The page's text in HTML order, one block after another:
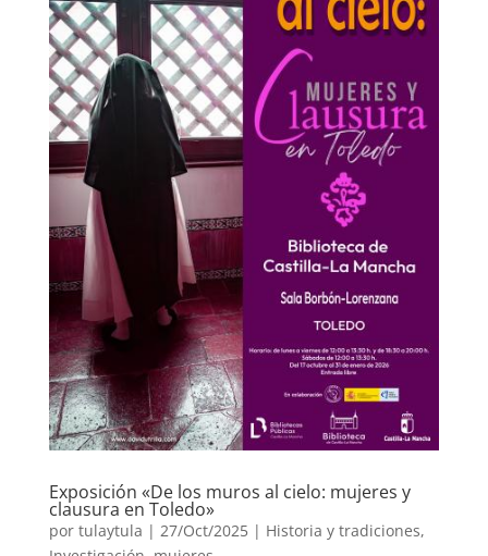
Exposición «De los muros al cielo: mujeres y
clausura en Toledo»
por tulaytula | 27/Oct/2025| Historia y tradiciones,